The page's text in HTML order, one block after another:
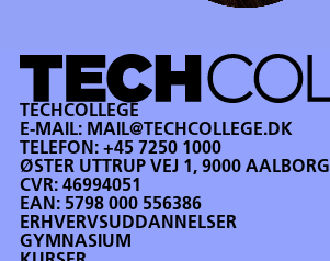
TECHCOLLEGE
E-MAIL: MAIL@TECHCOLLEGE.DK
TELEFON:+45 7250 1000
ØSTER UTTRUP VEJ 1, 9000 AALBORG
CVR: 46994051
EAN: 5798 000 556386
ERHVERVSUDDANNELSER
GYMNASIUM